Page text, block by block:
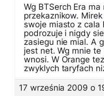
Wg BTSerch Era
przekaznikow.
swoje miasto z cala
podrozuje i nigdy
zasiegu nie mial. A
jest net. Wg mnie
wnosi. W Orange
zwyklych taryfach
17 września 2009 o